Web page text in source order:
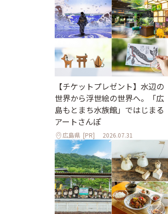
【チケットプレゼント】水辺の
世界から浮世絵の世界へ。「広
島もとまち水族館」ではじまる
アートさんぽ
広島県 [PR] 2026.07.31